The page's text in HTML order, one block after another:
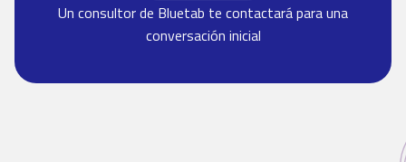
Un consultor de Bluetab te contactará para una
conversación inicial